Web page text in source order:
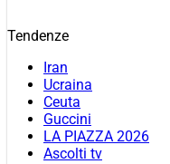
Tendenze
Iran
Ucraina
Ceuta
Guccini
LA PIAZZA 2026
Ascolti tv